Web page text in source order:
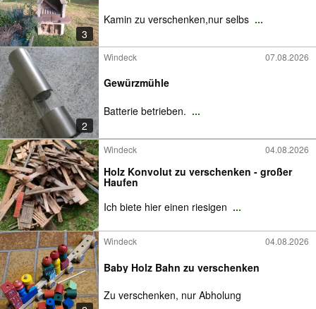
3
Kamin zu verschenken,nur selbs ...
2
Windeck 07.08.2026
Gewürzmühle
Batterie betrieben. ...
Windeck 04.08.2026
Holz Konvolut zu verschenken - großer
Haufen
Ich biete hier einen riesigen ...
Windeck 04.08.2026
Baby Holz Bahn zu verschenken
Zu verschenken, nur Abholung